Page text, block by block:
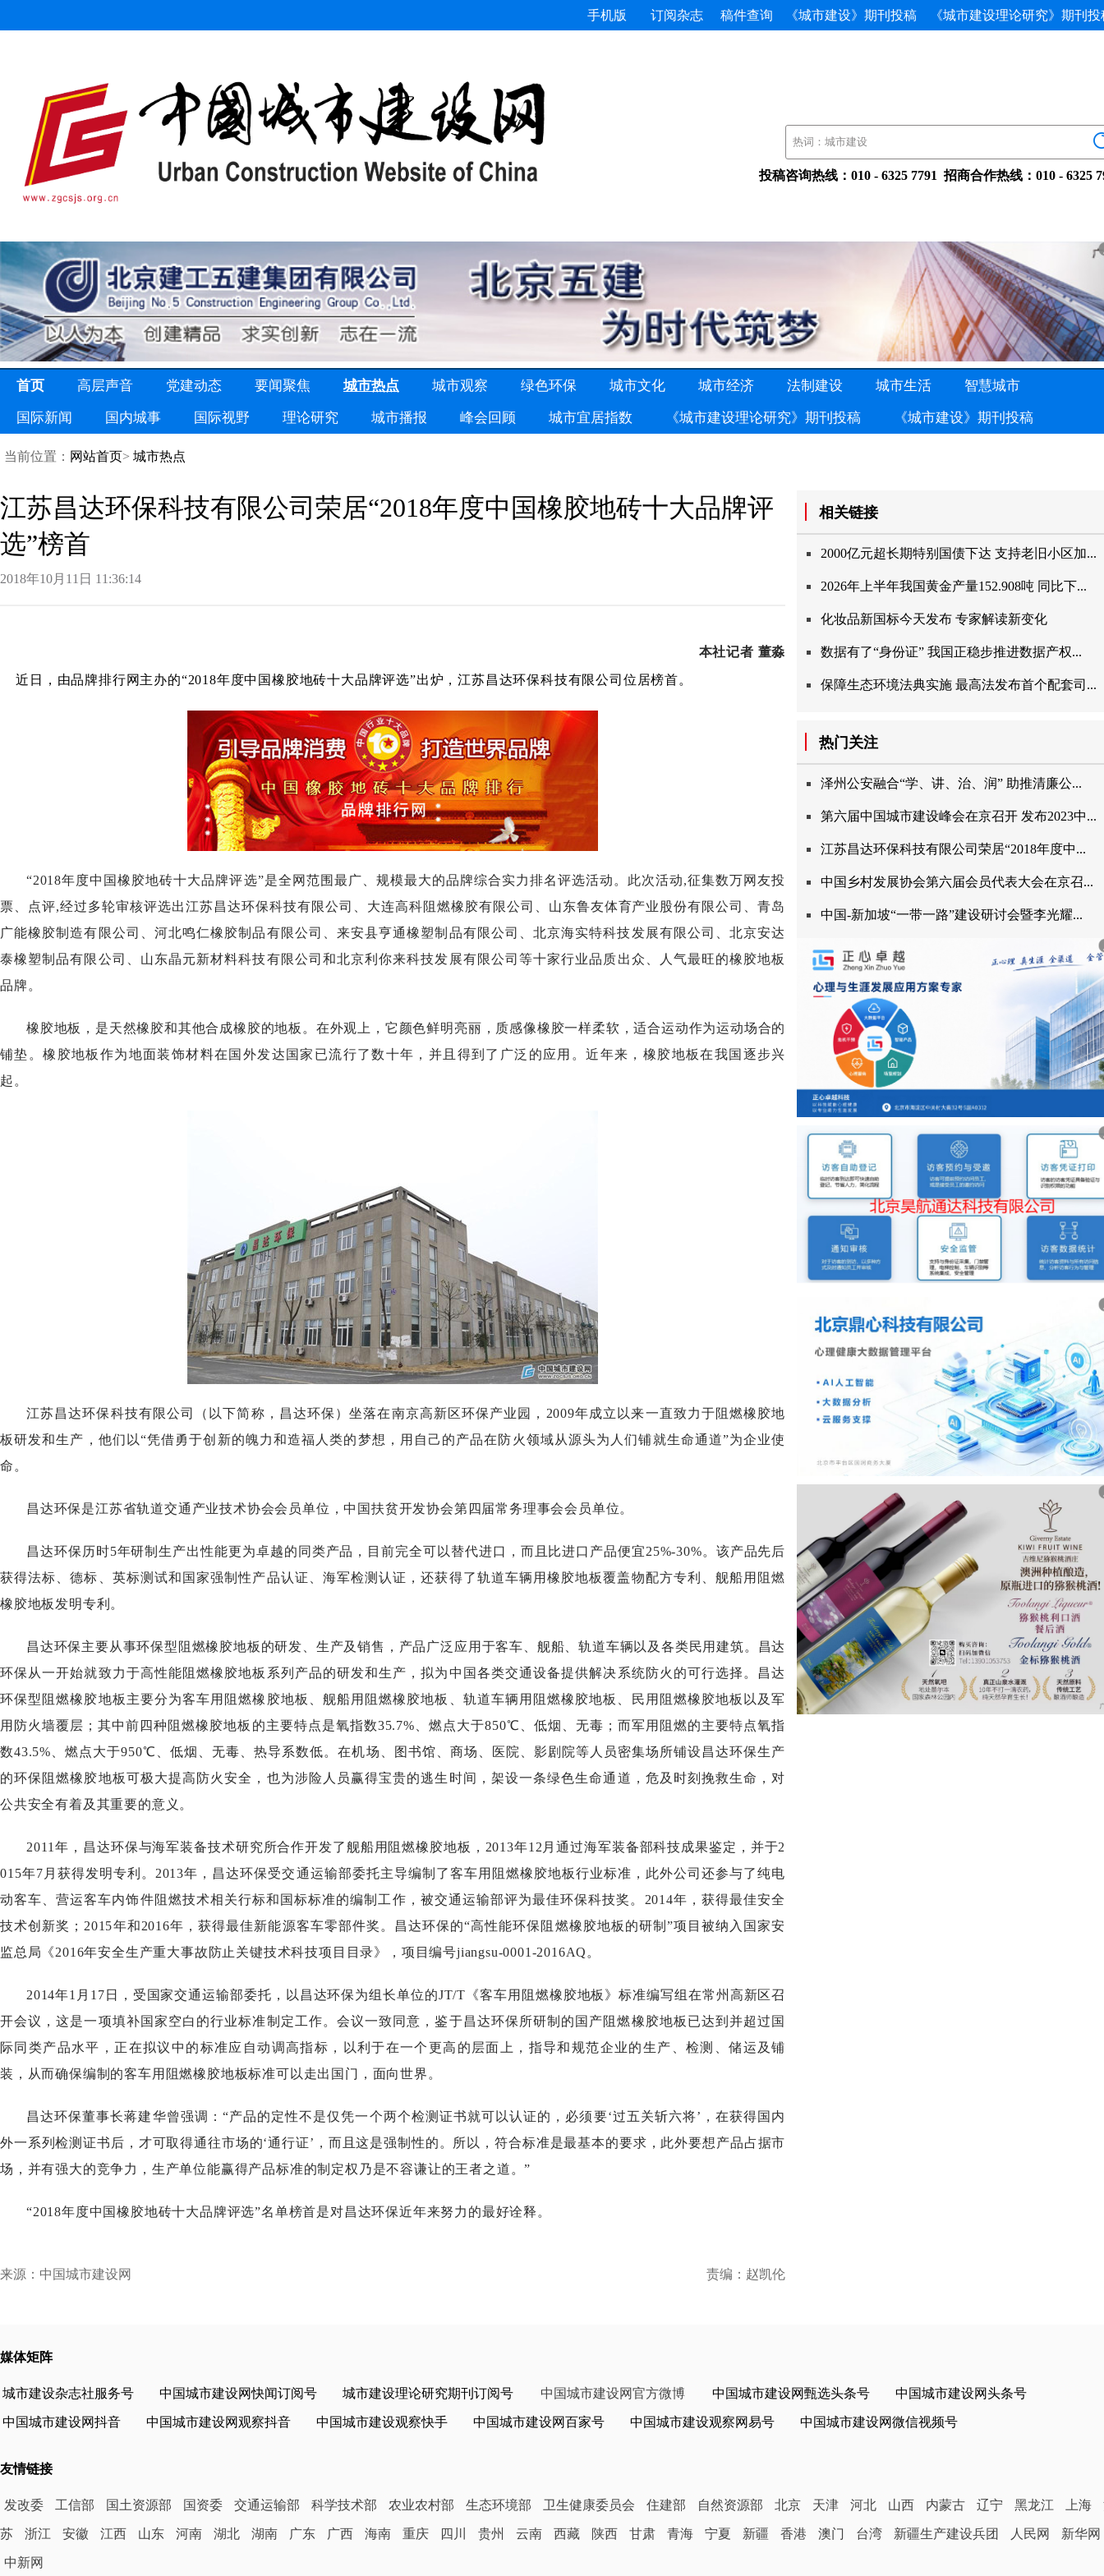
手机版 订阅杂志 稿件查询 《城市建设》期刊投稿 《城市建设理论研究》期刊投
投稿咨询热线：010-63257791招商合作热线：010-
首页 高层声音 党建动态 要闻聚焦 城市热点 城市观察 绿色环保 城市文化 城市经济 法制建设 城市生活 智慧城市
国际新闻 国内城事 国际视野 理论研究 城市播报 峰会回顾 城市宜居指数 《城市建设理论研究》期刊投稿 《城市建设》期刊投稿
当前位置： 网站首页> 城市热点
江苏昌达环保科技有限公司荣居“2018年度中国橡胶地砖十大品牌评
选”榜首
2018年10月11日11:36:14
本社记者 董淼
近日，由品牌排行网主办的“2018年度中国橡胶地砖十大品牌评选”出炉，江苏昌达环保科技有限公司 位居榜首。
“2018年度中国橡胶地砖十大品牌评选”是全网范围最广、规模最大的品牌综合实力排名评选活动。此次活动,征集数万网友投
票、点评,经过多轮审核评选出江苏昌达环保科技有限公司 、大连高科阻燃橡胶有限公司、 山东鲁友体育产业股份有限公司 、青岛
广能橡胶制造有限公司
河北鸣仁橡胶制品有限公司 来安县亨通橡塑制品有限公司 、北京海实特科技发展有限公司 、北京安达
泰橡塑制品有限公司
山东晶元新材料科技有限公司 和北京利你来科技发展有限公司 等十家行业品质出众、人气最旺的橡胶地板
品牌。
橡胶地板，是天然橡胶和其他合成橡胶的地板。在外观上，它颜色鲜明亮丽，质感像橡胶一样柔软，适合运动作为运动场合的
铺垫。橡胶地板作为地面装饰材料在国外发达国家已流行了数十年，并且得到了广泛的应用。近年来，橡胶地板在我国逐步兴
起。
江苏昌达环保科技有限公司 （以下简称，昌达环保）坐落在南京高新区环保产业园， 2009年成立以来一直致力于阻燃橡胶地
板研发和生产，他们 以“凭借勇于创新的魄力和造福人类的梦想，用自己的产品在防火领域从源头为人们铺就生命通道”为企业使
命 。
昌达环保是江苏省轨道交通产业技术协会会员单位，中国扶贫开发协会第四届常务理事会会员单位。
昌达环保 历时5年研制生产出性能更为卓越的同类产品，目前完全可以替代进口，而且比进口产品便宜25%-30%。该产品先后
获得法标、德标、英标测试和国家强制性产品认证、海军检测认证，还获得了轨道车辆用橡胶地板覆盖物配方专利、舰船用阻燃
橡胶地板发明专利。
昌达环保主要从事环保型阻燃橡胶地板的研发、生产及销售，产品广泛应用于客车、舰船、轨道车辆以及各类民用建筑。
昌达
环保 从一开始就致力于高性能阻燃橡胶地板系列产品的研发和生产，拟为中国各类交通设备提供解决系统防火的可行选择。昌达
环保型阻燃橡胶地板主要分为客车用阻燃橡胶地板、舰船用阻燃橡胶地板、轨道车辆用阻燃橡胶地板、民用阻燃橡胶地板以及军
用防火墙覆层；其中前四种阻燃橡胶地板的主要特点是氧指数35.7%、燃点大于850℃、低烟、无毒 ； 而军用阻燃的主要特点氧指
数43.5%、燃点大于950℃、低烟、无毒、热导系数低。在机场、图书馆、商场、医院、影剧院等人员密集场所铺设昌达环保生产
的环保阻燃橡胶地板可极大提高防火安全， 也为涉险人员赢得宝贵的逃生时间，架设一条绿色生命通道，危及时刻挽救生命 ， 对
公共安全有着及其重要的意义。
2011年 ，昌达环保与海军装备技术研究所合作开发了舰船用阻燃橡胶地板， 2013年12月通过海军装备部科技成果鉴定，并于2
015年7月获得发明专利。2013年 ， 昌达环保受交通运输部委托主导编制了客车用阻燃橡胶地板行业标准，此外公司还参与了纯电
动客车、营运客车内饰件阻燃技术相关行标和国标标准的编制工作 ， 被交通运输部评为最佳环保科技奖 。 2014年 ，获得最佳安全
技术创新奖； 2015年和2016年 ，获得最佳新能源客车零部件奖。昌达环保的“高性能环保阻燃橡胶地板的研制”项目被纳入国家安
监总局《2016年安全生产重大事故防止 关键技术科技项目目录》，项目编号jiangsu-0001-2016AQ。
2014年1月17日，受国家交通运输部委托，以 昌达环保为组长单位的JT/T《客车用阻燃橡胶地板》标准编写组在常州高新区召
开会议，这是一项填补国家空白的行业标准制定工作。会议一致同意，鉴于昌达环保所研制的国产阻燃橡胶地板已达到并超过国
际同类产品水平，正在拟议中的标准应自动调高指标，以利于在一个更高的层面上，指导和规范企业的生产、检测、储运及铺
装，从而确保编制的客车用阻燃橡胶地板标准可以走出国门，面向世界。
昌达环保董事长蒋建华曾强调 ： “产品的定性不是仅凭一个两个检测证书就可以认证的，必须要‘过五关斩六将’，在获得国内
外一系列检测证书后，才可取得通往市场的‘通行证’，而且这是强制性的。所以，符合标准是最基本的要求，此外要想产品占据市
场，并有强大的竞争力，生产单位能赢得产品标准的制定权乃是不容谦让的王者之道。”
“2018年度中国橡胶地砖十大品牌评选”名单榜首是对昌达环保近年来努力的最好诠释。
来源：中国城市建设网 责编：赵凯伦
相关链接
2000亿元超长期特别国债下达支持老旧小区加...
2026年上半年我国黄金产量152.908吨同比下...
化妆品新国标今天发布专家解读新变化
数据有了“身份证”我国正稳步推进数据产权...
保障生态环境法典实施最高法发布首个配套司...
热门关注
泽州公安融合“学、讲、治、润”助推清廉公...
第六届中国城市建设峰会在京召开发布2023中...
江苏昌达环保科技有限公司荣居“2018年度中...
中国乡村发展协会第六届会员代表大会在京召...
中国-新加坡“一带一路”建设研讨会暨李光耀...
媒体矩阵
城市建设杂志社服务号 中国城市建设网快闻订阅号 城市建设理论研究期刊订阅号 中国城市建设网官方微博 中国城市建设网甄选头条号 中国城市建设网头条号
中国城市建设网抖音 中国城市建设网观察抖音 中国城市建设观察快手 中国城市建设网百家号 中国城市建设观察网易号 中国城市建设网微信视频号
友情链接
发改委 工信部 国土资源部 国资委 交通运输部 科学技术部 农业农村部 生态环境部 卫生健康委员会 住建部 自然资源部 北京 天津 河北 山西 内蒙古 辽宁 黑龙江 上海
苏 浙江 安徽 江西 山东 河南 湖北 湖南 广东 广西 海南 重庆 四川 贵州 云南 西藏 陕西 甘肃 青海 宁夏 新疆 香港 澳门 台湾 新疆生产建设兵团 人民网 新华网
中新网